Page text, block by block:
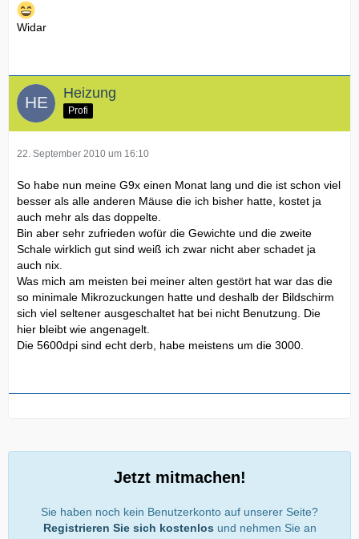
Widar
Heizung
Profi
22. September 2010 um 16:10
So habe nun meine G9x einen Monat lang und die ist schon viel
besser als alle anderen Mäuse die ich bisher hatte, kostet ja
auch mehr als das doppelte.
Bin aber sehr zufrieden wofür die Gewichte und die zweite
Schale wirklich gut sind weiß ich zwar nicht aber schadet ja
auch nix.
Was mich am meisten bei meiner alten gestört hat war das die
so minimale Mikrozuckungen hatte und deshalb der Bildschirm
sich viel seltener ausgeschaltet hat bei nicht Benutzung. Die
hier bleibt wie angenagelt.
Die 5600dpi sind echt derb, habe meistens um die 3000.
Jetzt mitmachen!
Sie haben noch kein Benutzerkonto auf unserer Seite?
Registrieren Sie sich kostenlos und nehmen Sie an